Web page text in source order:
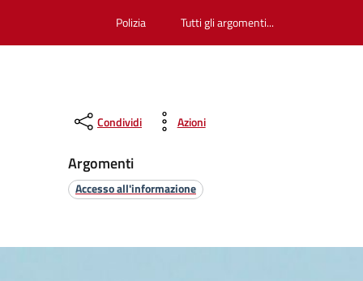
Polizia Tutti gli argomenti...
Condividi Azioni
Argomenti
Accesso all'informazione